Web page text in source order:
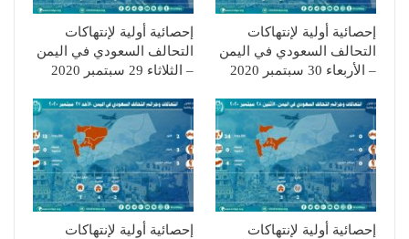
إحصائية أولية لإنتهاكات
التحالف السعودي في اليمن
– الأربعاء 30 سبتمبر 2020
إحصائية أولية لإنتهاكات
التحالف السعودي في اليمن
– الثلاثاء 29 سبتمبر 2020
إحصائية أولية لإنتهاكات
إحصائية أولية لإنتهاكات